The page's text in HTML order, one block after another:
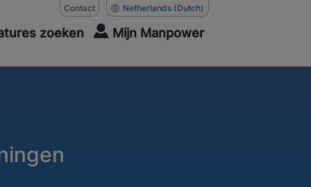
Contact Netherlands (Dutch)
zoeken Mijn Manpower